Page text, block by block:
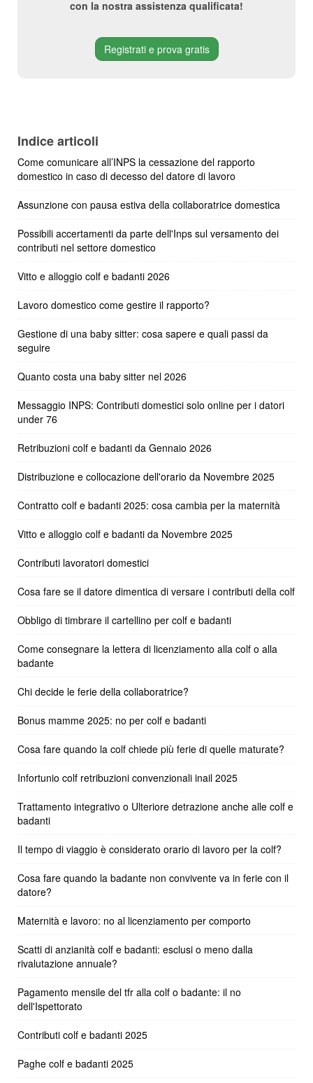
con la nostra assistenza qualificata!
Registrati e prova gratis
Indice articoli
Come comunicare all’INPS la cessazione del rapporto
domestico in caso di decesso del datore di lavoro
Assunzione con pausa estiva della collaboratrice domestica
Possibili accertamenti da parte dell'Inps sul versamento dei
contributi nel settore domestico
Vitto e alloggio colf e badanti 2026
Lavoro domestico come gestire il rapporto?
Gestione di una baby sitter: cosa sapere e quali passi da
seguire
Quanto costa una baby sitter nel 2026
Messaggio INPS: Contributi domestici solo online per i datori
under 76
Retribuzioni colf e badanti da Gennaio 2026
Distribuzione e collocazione dell'orario da Novembre 2025
Contratto colf e badanti 2025: cosa cambia per la maternità
Vitto e alloggio colf e badanti da Novembre 2025
Contributi lavoratori domestici
Cosa fare se il datore dimentica di versare i contributi della colf
Obbligo di timbrare il cartellino per colf e badanti
Come consegnare la lettera di licenziamento alla colf o alla
badante
Chi decide le ferie della collaboratrice?
Bonus mamme 2025: no per colf e badanti
Cosa fare quando la colf chiede più ferie di quelle maturate?
Infortunio colf retribuzioni convenzionali inail 2025
Trattamento integrativo o Ulteriore detrazione anche alle colf e
badanti
Il tempo di viaggio è considerato orario di lavoro per la colf?
Cosa fare quando la badante non convivente va in ferie con il
datore?
Maternità e lavoro: no al licenziamento per comporto
Scatti di anzianità colf e badanti: esclusi o meno dalla
rivalutazione annuale?
Pagamento mensile del tfr alla colf o badante: il no
dell'Ispettorato
Contributi colf e badanti 2025
Paghe colf e badanti 2025